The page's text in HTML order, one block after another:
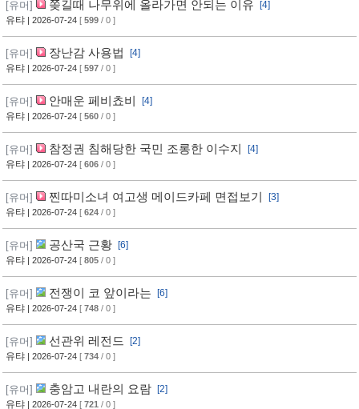
[유머] 쫒길때 나무위에 올라가면 안되는 이유
[4]
유탸 | 2026-07-24 [ 599 / 0 ]
[유머] 장난감 사용법
[4]
유탸 | 2026-07-24 [ 597 / 0 ]
[유머] 안매운 페비쵸비
[4]
유탸 | 2026-07-24 [ 560 / 0 ]
[유머] 참정권 침해당한 국민 조롱한 이수지
[4]
유탸 | 2026-07-24 [ 606 / 0 ]
[유머] 찐따미소녀 여고생 메이드카페 면접보기
[3]
유탸 | 2026-07-24 [ 624 / 0 ]
[유머] 공산국 근황
[6]
유탸 | 2026-07-24 [ 805 / 0 ]
[유머] 전쟁이 코 앞이라는
[6]
유탸 | 2026-07-24 [ 748 / 0 ]
[유머] 선관위 레전드
[2]
유탸 | 2026-07-24 [ 734 / 0 ]
[유머] 충암고 내란의 요람
[2]
유탸 | 2026-07-24 [ 721 / 0 ]